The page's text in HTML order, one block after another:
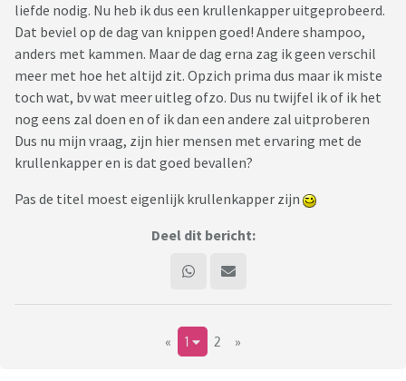
liefde nodig. Nu heb ik dus een krullenkapper uitgeprobeerd.
Dat beviel op de dag van knippen goed! Andere shampoo,
anders met kammen. Maar de dag erna zag ik geen verschil
meer met hoe het altijd zit. Opzich prima dus maar ik miste
toch wat, bv wat meer uitleg ofzo. Dus nu twijfel ik of ik het
nog eens zal doen en of ik dan een andere zal uitproberen
Dus nu mijn vraag, zijn hier mensen met ervaring met de
krullenkapper en is dat goed bevallen?
Pas de titel moest eigenlijk krullenkapper zijn
Deel dit bericht:
« 1 2 »